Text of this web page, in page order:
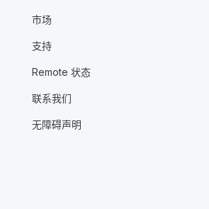
市场
支持
Remote 状态
联系我们
无障碍声明